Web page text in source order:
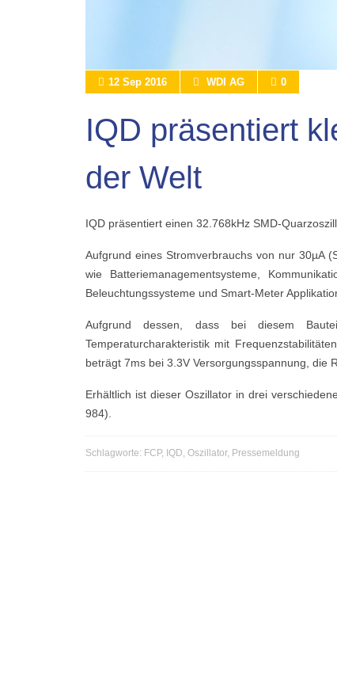
12 Sep 2016 WDI AG 0
IQD präsentiert
der Welt
IQD präsentiert einen 32.768kHz SMD-
Aufgrund eines Stromverbrauchs von nur 30µA
wie Batteriemanagementsysteme,
Beleuchtungssysteme und Smart-Meter
Aufgrund dessen, dass bei diesem
Temperaturcharakteristik mit
beträgt 7ms bei 3.3V Versorgungsspannung, die
Erhältlich ist dieser Oszillator in drei
984).
Schlagworte: FCP, IQD, Oszillator, Pressemeldung